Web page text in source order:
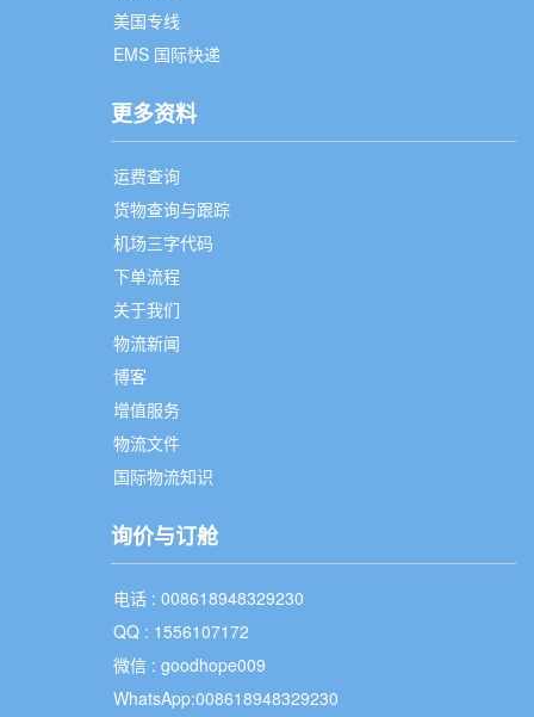
美国专线
EMS 国际快递
更多资料
运费查询
货物查询与跟踪
机场三字代码
下单流程
关于我们
物流新闻
博客
增值服务
物流文件
国际物流知识
询价与订舱
电话 : 008618948329230
QQ : 1556107172
微信 : goodhope009
WhatsApp:008618948329230